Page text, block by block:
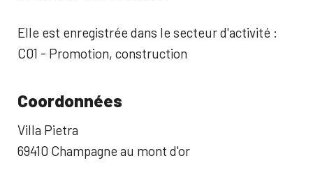
Elle est enregistrée dans le secteur d'activité :
C01 - Promotion, construction
Coordonnées
Villa Pietra
69410 Champagne au mont d'or